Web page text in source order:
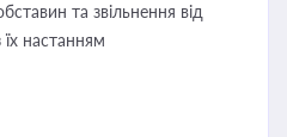
та звільнення від
їх настанням